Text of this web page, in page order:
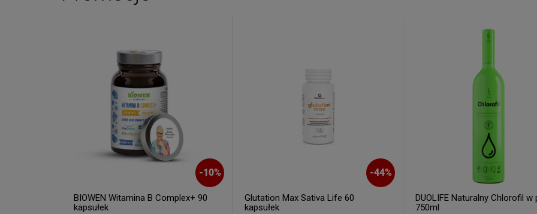
-10%
BIOWEN Witamina B Complex+ 90
kapsułek
-44%
Glutation Max Sativa Life 60
kapsułek
DUOLIFE Naturalny Chlorofil w
750ml